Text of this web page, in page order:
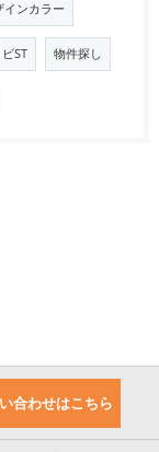
インカラー
ビST 物件探し
合わせはこちら